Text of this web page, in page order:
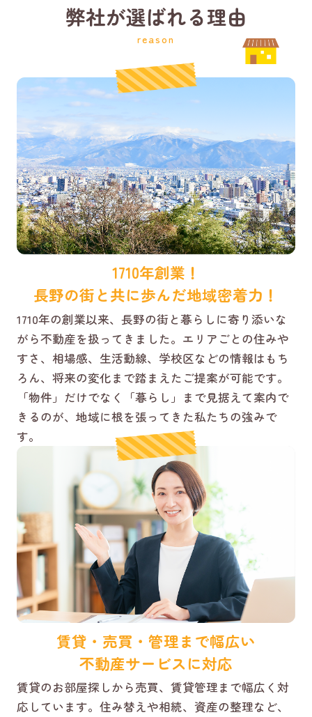
弊社が選ばれる理由
reason
1710年創業！
長野の街と共に歩んだ地域密着力！
1710年の創業以来、長野の街と暮らしに寄り添いな
がら不動産を扱ってきました。エリアごとの住みや
すさ、相場感、生活動線、学校区などの情報はもち
ろん、将来の変化まで踏まえたご提案が可能です。
「物件」だけでなく「暮らし」まで見据えて案内で
きるのが、地域に根を張ってきた私たちの強みで
す。
賃貸・売買・管理まで幅広い
不動産サービスに対応
賃貸のお部屋探しから売買、賃貸管理まで幅広く対
応しています。住み替えや相続、資産の整理など、